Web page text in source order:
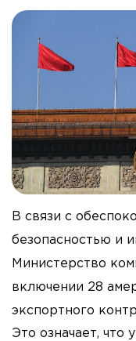
В связи с
безопасностью и
Министерство
включении 28
экспортного
Это означает, что